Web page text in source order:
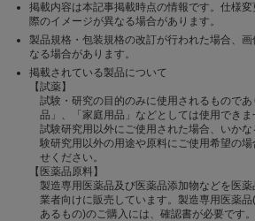
掲載内容は本記事掲載時点の情報です。仕様
際のイメージが異なる場合があります。
製品規格・包装規格の改訂が行われた場合、
なる場合があります。
掲載されている製品について
【試薬】
試験・研究の目的のみに使用されるもので
品」、「家庭用品」などとしては使用できま
試験研究用以外にご使用された場合、いか
験研究用以外の用途や原料にご使用希望の
せください。
【医薬品原料】
製造専用医薬品及び医薬品添加物などを医
業者向けに販売しています。製造専用医薬
あるもの)のご購入には、確認書が必要です。